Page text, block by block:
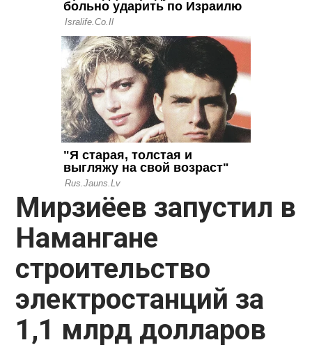
Мирзиёев запустил в
Намангане
строительство
электростанций за
1,1 млрд долларов